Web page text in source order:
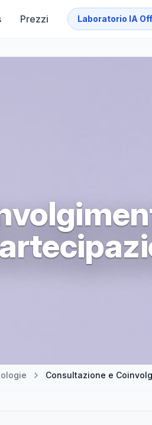
Prezzi Laboratorio IA
Consultazione e